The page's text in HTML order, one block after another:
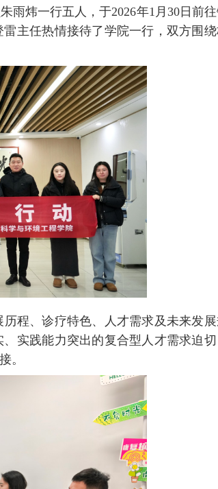
雨炜一行五人，于2026年1月30日前
主任热情接待了学院一行，双方围
程、诊疗特色、人才需求及未来发
实践能力突出的复合型人才需求迫切
。